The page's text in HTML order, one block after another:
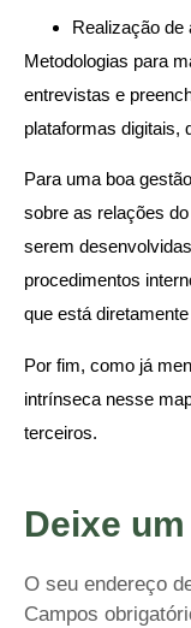
Realização de
Metodologias para
entrevistas e
plataformas digitais,
Para uma boa
sobre as relações
serem
procedimentos
que está
Por fim, como já
intrínseca nesse
terceiros.
Deixe
O seu endereço
Campos